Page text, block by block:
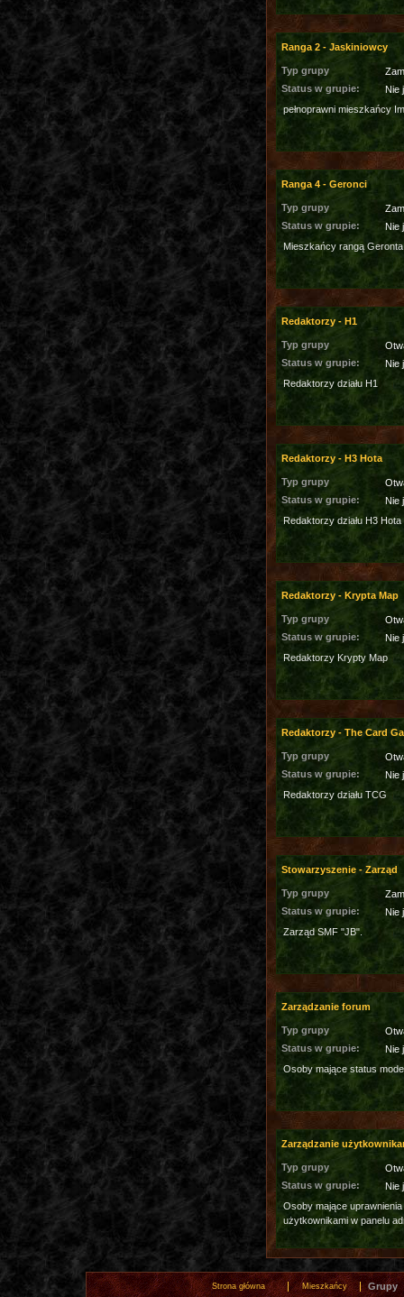
Ranga 2 - Jaskiniowcy
Typ grupy
Status w grupie:
Nie
pełnoprawni mieszkańcy
Ranga 4 - Geronci
Typ grupy
Status w grupie:
Nie
Mieszkańcy rangą
Redaktorzy - H1
Typ grupy
Status w grupie:
Nie
Redaktorzy działu H1
Redaktorzy - H3 Hota
Typ grupy
Status w grupie:
Nie
Redaktorzy działu H3 Hota
Redaktorzy - Krypta Map
Typ grupy
Status w grupie:
Nie
Redaktorzy Krypty Map
Redaktorzy - The Card
Typ grupy
Status w grupie:
Nie
Redaktorzy działu TCG
Stowarzyszenie - Zarząd
Typ grupy
Status w grupie:
Nie
Zarząd SMF "JB".
Zarządzanie forum
Typ grupy
Status w grupie:
Nie
Osoby mające status
Zarządzanie
Typ grupy
Status w grupie:
Nie
Osoby mające
użytkownikami w panelu
Strona główna Mieszkańcy Grupy